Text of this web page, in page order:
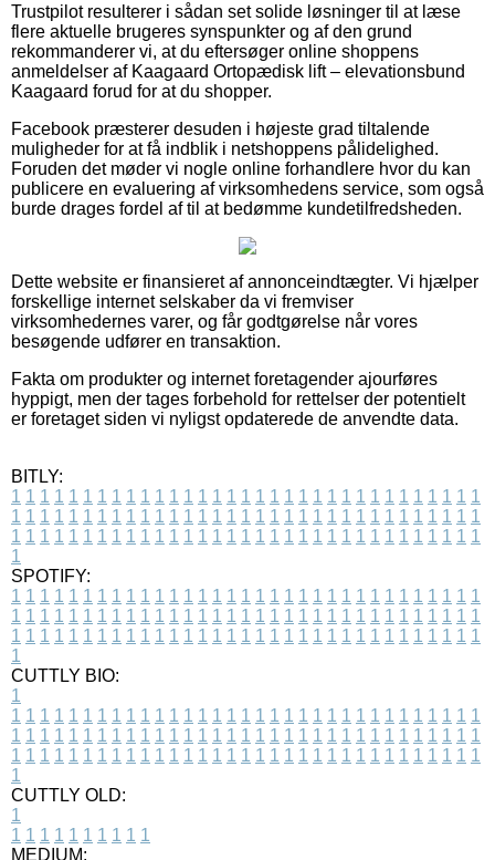
Trustpilot resulterer i sådan set solide løsninger til at læse
flere aktuelle brugeres synspunkter og af den grund
rekommanderer vi, at du eftersøger online shoppens
anmeldelser af Kaagaard Ortopædisk lift – elevationsbund
Kaagaard forud for at du shopper.
Facebook præsterer desuden i højeste grad tiltalende
muligheder for at få indblik i netshoppens pålidelighed.
Foruden det møder vi nogle online forhandlere hvor du kan
publicere en evaluering af virksomhedens service, som også
burde drages fordel af til at bedømme kundetilfredsheden.
Dette website er finansieret af annonceindtægter. Vi hjælper
forskellige internet selskaber da vi fremviser
virksomhedernes varer, og får godtgørelse når vores
besøgende udfører en transaktion.
Fakta om produkter og internet foretagender ajourføres
hyppigt, men der tages forbehold for rettelser der potentielt
er foretaget siden vi nyligst opdaterede de anvendte data.
BITLY:
1 1 1 1 1 1 1 1 1 1 1 1 1 1 1 1 1 1 1 1 1 1 1 1 1 1 1 1 1 1 1 1 1
1 1 1 1 1 1 1 1 1 1 1 1 1 1 1 1 1 1 1 1 1 1 1 1 1 1 1 1 1 1 1 1 1
1 1 1 1 1 1 1 1 1 1 1 1 1 1 1 1 1 1 1 1 1 1 1 1 1 1 1 1 1 1 1 1 1
1
SPOTIFY:
1 1 1 1 1 1 1 1 1 1 1 1 1 1 1 1 1 1 1 1 1 1 1 1 1 1 1 1 1 1 1 1 1
1 1 1 1 1 1 1 1 1 1 1 1 1 1 1 1 1 1 1 1 1 1 1 1 1 1 1 1 1 1 1 1 1
1 1 1 1 1 1 1 1 1 1 1 1 1 1 1 1 1 1 1 1 1 1 1 1 1 1 1 1 1 1 1 1 1
1
CUTTLY BIO:
1
1 1 1 1 1 1 1 1 1 1 1 1 1 1 1 1 1 1 1 1 1 1 1 1 1 1 1 1 1 1 1 1 1
1 1 1 1 1 1 1 1 1 1 1 1 1 1 1 1 1 1 1 1 1 1 1 1 1 1 1 1 1 1 1 1 1
1 1 1 1 1 1 1 1 1 1 1 1 1 1 1 1 1 1 1 1 1 1 1 1 1 1 1 1 1 1 1 1 1
1
CUTTLY OLD:
1
1 1 1 1 1 1 1 1 1 1
MEDIUM: